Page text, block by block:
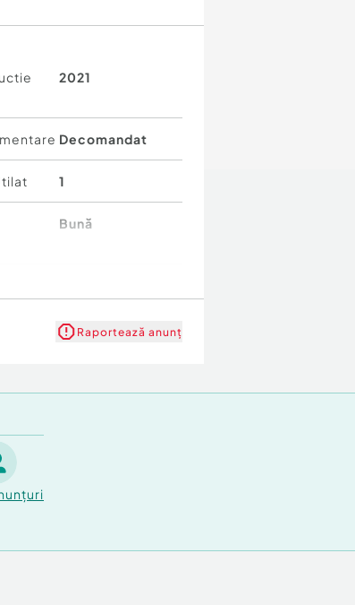
2021
Decomandat
1
Bună
Raportează anunț